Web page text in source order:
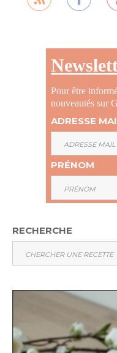
Pour être
nouveautés sur
ADRESSE
PRÉNOM
RECHERCHE